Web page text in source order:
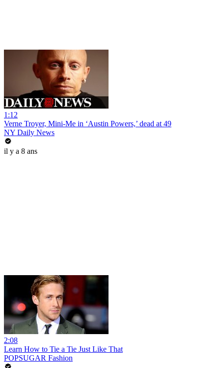
1:12
Verne Troyer, Mini-Me in ‘Austin Powers,’ dead at 49
NY Daily News
il y a 8 ans
2:08
Learn How to Tie a Tie Just Like That
POPSUGAR Fashion